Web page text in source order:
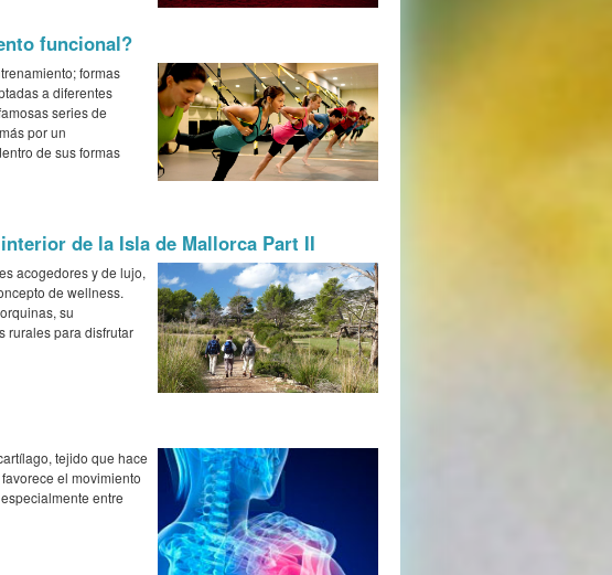
funcional?
formas
a diferentes
series de
por un
de sus formas
de la Isla de Mallorca Part II
acogedores y de lujo,
de wellness.
su
rurales para disfrutar
tejido que hace
el movimiento
entre